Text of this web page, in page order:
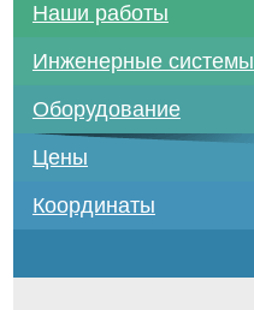
Наши работы
Инженерные системы
Оборудование
Цены
Координаты